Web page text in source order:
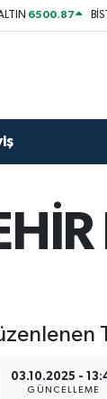
6500.87
03.10.2025 -
GÜNCELLEME